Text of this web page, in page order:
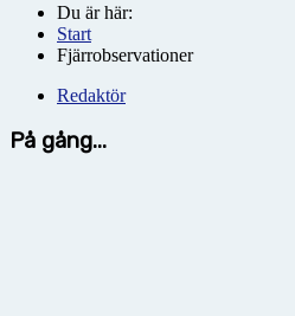
Du är här:
Start
Fjärrobservationer
Redaktör
På gång...